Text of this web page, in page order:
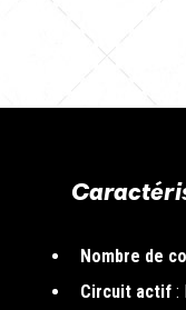
Nombre de
Circuit actif :